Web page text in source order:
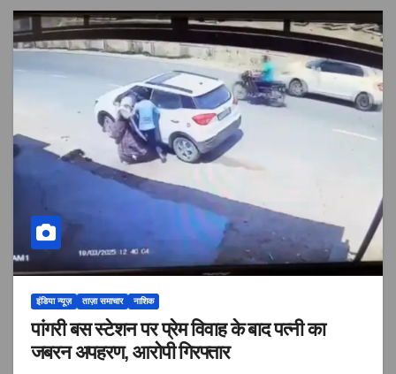
इंडिया न्यूज़ ताज़ा समाचार नाशिक
पांगरी बस स्टेशन पर प्रेम विवाह के बाद पत्नी का
जबरन अपहरण, आरोपी गिरफ्तार